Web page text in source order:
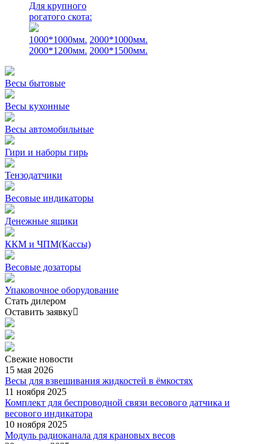
Для крупного
рогатого скота:
1000*1000мм. 2000*1000мм.
2000*1200мм. 2000*1500мм.
Весы бытовые
Весы кухонные
Весы автомобильные
Гири и наборы гирь
Тензодатчики
Весовые индикаторы
Денежные ящики
ККМ и ЧПМ(Кассы)
Весовые дозаторы
Упаковочное оборудование
Стать дилером
Оставить заявку
Свежие новости
15 мая 2026
Весы для взвешивания жидкостей в ёмкостях
11 ноября 2025
Комплект для беспроводной связи весового датчика и
весового индикатора
10 ноября 2025
Модуль радиоканала для крановых весов